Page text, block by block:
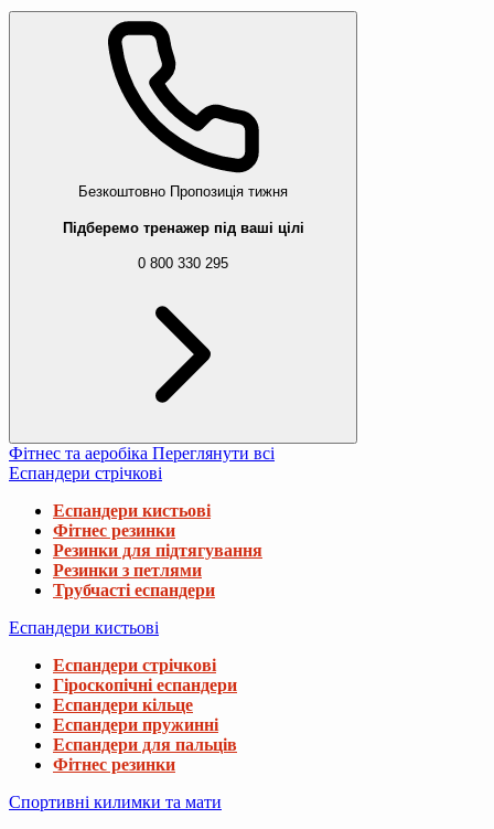
Безкоштовно Пропозиція тижня
Підберемо тренажер під ваші цілі
0 800 330 295
Фітнес та аеробіка Переглянути всі
Еспандери стрічкові
Еспандери кистьові
Фітнес резинки
Резинки для підтягування
Резинки з петлями
Трубчасті еспандери
Еспандери кистьові
Еспандери стрічкові
Гіроскопічні еспандери
Еспандери кільце
Еспандери пружинні
Еспандери для пальців
Фітнес резинки
Спортивні килимки та мати